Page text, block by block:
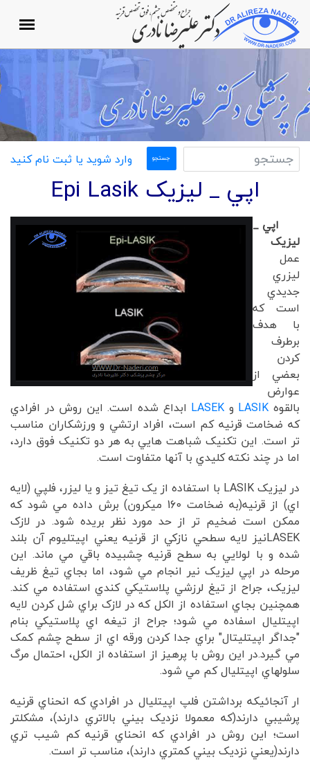
وارد شوید یا ثبت نام کنید
اپي _ ليزيک Epi Lasik
اپي _
ليزيک
عمل
ليزري
جديدي
است که
با هدف
برطرف
کردن
بعضي از
عوارض
بالقوه LASIK و LASEK ابداع شده است. اين روش در افرادي
که ضخامت قرنيه کم است، افراد ارتشي و ورزشکاران مناسب
تر است. اين تکنيک شباهت هايي به هر دو تکنيک فوق دارد،
اما در چند نکته کليدي با آنها متفاوت است.
در ليزيک LASIK با استفاده از يک تيغ تيز و يا ليزر، فلپي (لايه
اي) از قرنيه(به ضخامت 160 ميکرون) برش داده مي شود که
ممکن است ضخيم تر از حد مورد نظر بريده شود. در لازک
LASEKنيز لايه سطحي نازکي از قرنيه يعني اپيتليوم آن بلند
شده و با لولايي به سطح قرنيه چشبيده باقي مي ماند. اين
مرحله در اپي ليزيک نير انجام مي شود، اما بجاي تيغ ظريف
ليزيک، جراح از تيغ لرزشي پلاستيکي کندي استفاده مي کند.
همچنين بجاي استفاده از الکل که در لازک براي شل کردن لايه
اپيتليال اسفاده مي شود؛ جراح از تيغه اي پلاستيکي بنام
"جداگر اپيتليتال" براي جدا کردن ورقه اي از سطح چشم کمک
مي گيرد.در اين روش با پرهيز از استفاده از الکل، احتمال مرگ
سلولهاي اپيتليال کم مي شود.
ار آنجائيکه برداشتن فلپ اپيتليال در افرادي که انحناي قرنيه
پرشيبي دارند(که معمولا نزديک بيني بالاتري دارند)، مشکلتر
است؛ اين روش در افرادي که انحناي قرنيه کم شيب تري
دارند(يعني نزديک بيني کمتري دارند)، مناسب تر است.